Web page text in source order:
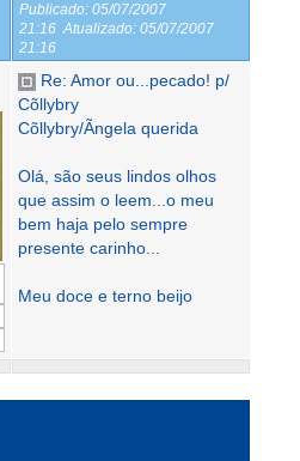
Publicado: 05/07/2007
21:16 Atualizado: 05/07/2007
21:16
Re: Amor ou...pecado! p/
Cõllybry
Cõllybry/Ãngela querida
Olá, são seus lindos olhos
que assim o leem...o meu
bem haja pelo sempre
presente carinho...
Meu doce e terno beijo